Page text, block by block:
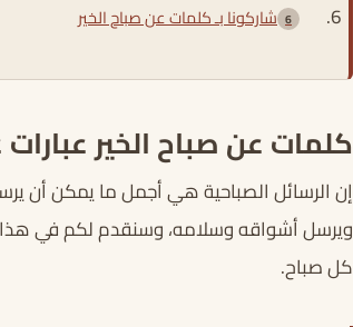
شاركونا بـ كلمات عن صباح الخير
كلمات عن صباح الخير
إن الرسائل الصباحية هي أجمل ما يمكن أن
ويرسل أشواقه وسلامه، وسنقدم لكم في
كل صباح.